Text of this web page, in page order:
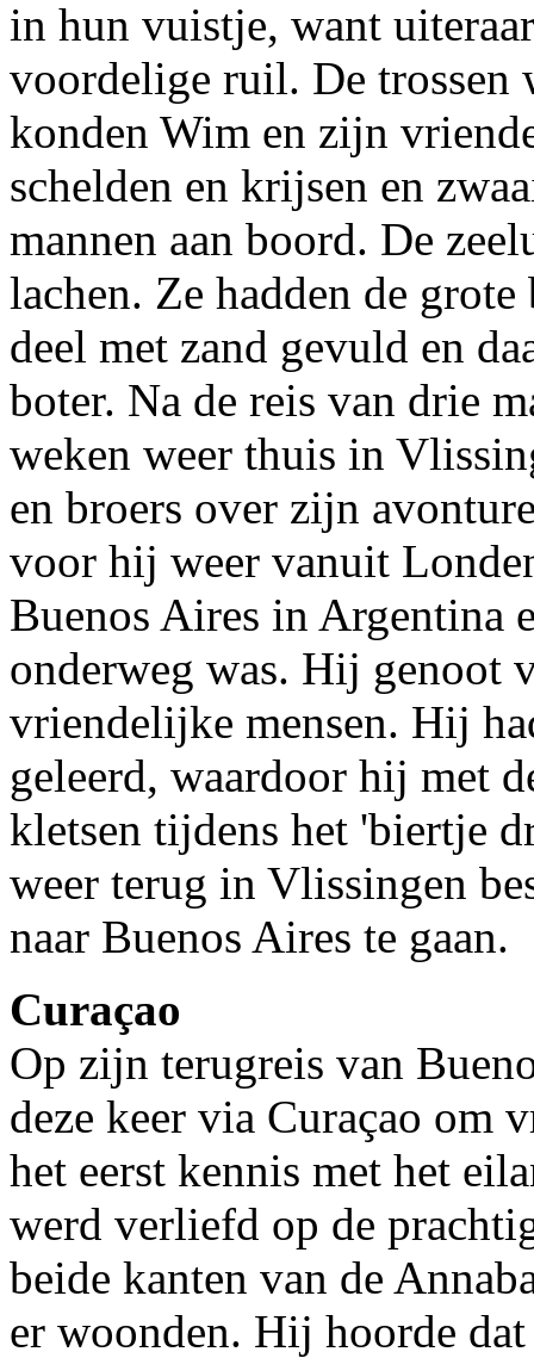
in hun vuistje, want
voordelige ruil. De trossen
konden Wim en zijn
schelden en krijsen en
mannen aan boord. De
lachen. Ze hadden de
deel met zand gevuld en
boter. Na de reis van drie
weken weer thuis in
en broers over zijn
voor hij weer vanuit
Buenos Aires in Argentina
onderweg was. Hij genoot
vriendelijke mensen. Hij
geleerd, waardoor hij met
kletsen tijdens het 'biertje
weer terug in Vlissingen
naar Buenos Aires te gaan.
Curaçao
Op zijn terugreis van
deze keer via Curaçao om
het eerst kennis met het
werd verliefd op de
beide kanten van de
er woonden. Hij hoorde